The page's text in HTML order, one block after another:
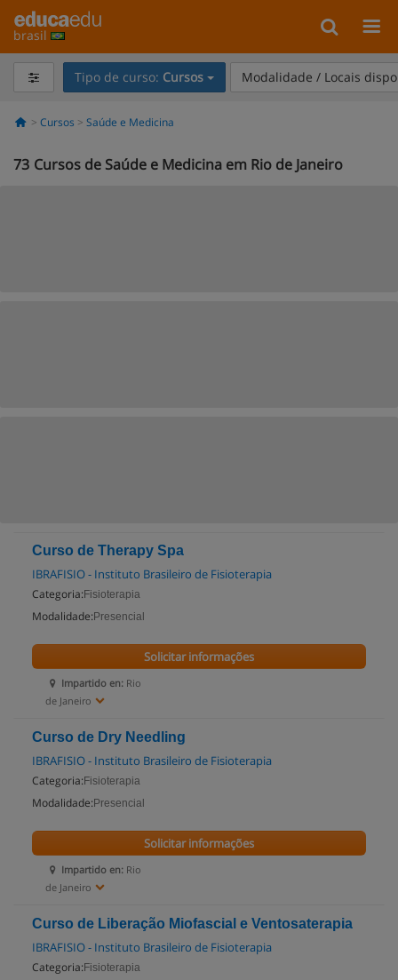
brasil
Tipo de curso: Cursos Modalidade / Locais
Cursos Saúde e Medicina
73 Cursos de Saúde e Medicina em Rio de Janeiro
Curso de Therapy Spa
IBRAFISIO - Instituto Brasileiro de Fisioterapia
Categoria: Fisioterapia
Modalidade: Presencial
Impartido en: Rio
de Janeiro
Solicitar informações
Curso de Dry Needling
IBRAFISIO - Instituto Brasileiro de Fisioterapia
Categoria: Fisioterapia
Modalidade: Presencial
Impartido en: Rio
de Janeiro
Solicitar informações
Curso de Liberação Miofascial e Ventosaterapia
IBRAFISIO - Instituto Brasileiro de Fisioterapia
Categoria: Fisioterapia